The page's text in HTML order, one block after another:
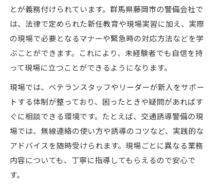
とが義務付けられています。群馬県藤岡市の警備会社で
は、法律で定められた新任教育や現場実習に加え、実際
の現場で必要となるマナーや緊急時の対応方法などを学
ぶことができます。これにより、未経験者でも自信を持
って現場に立つことができるようになります。
現場では、ベテランスタッフやリーダーが新人をサポー
トする体制が整っており、困ったときや疑問があればす
ぐに相談できる環境です。たとえば、交通誘導警備の現
場では、無線連絡の使い方や誘導のコツなど、実践的な
アドバイスを随時受けられます。現場ごとに異なる業務
内容についても、丁寧に指導してもらえるので安心で
す。